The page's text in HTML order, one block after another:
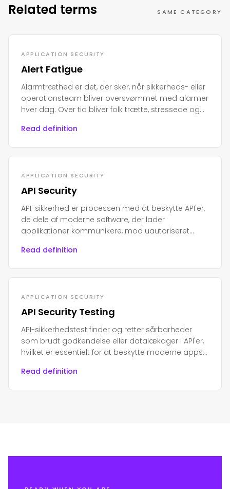
Related terms SAME CATEGORY
APPLICATION SECURITY
Alert Fatigue
Alarmtræthed er det, der sker, når sikkerheds- eller
operationsteam bliver oversvømmet med alarmer
hver dag. Over tid bliver folk trætte, stressede og
Read definition
APPLICATION SECURITY
API Security
API-sikkerhed er processen med at beskytte API'er,
de dele af moderne software, der lader
applikationer kommunikere, mod uautoriseret
Read definition
APPLICATION SECURITY
API Security Testing
API-sikkerhedstest finder og retter sårbarheder
som brudt godkendelse eller datalækager i API'er,
hvilket er essentielt for at beskytte moderne apps
Read definition